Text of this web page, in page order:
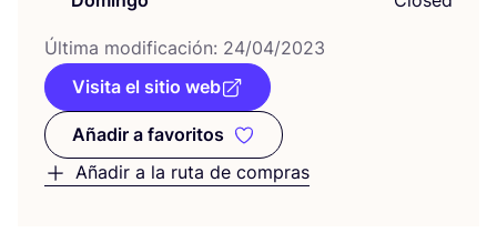
Últi­ma modi­fi­ca­ción: 24/04/2023
Visita el sitio web
Añadir a favoritos
Añadir a favoritos
Añadir a la ruta de compras